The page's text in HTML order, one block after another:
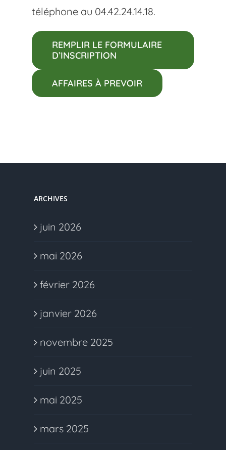
téléphone au 04.42.24.14.18.
REMPLIR LE FORMULAIRE
D’INSCRIPTION
AFFAIRES À PREVOIR
ARCHIVES
juin 2026
mai 2026
février 2026
janvier 2026
novembre 2025
juin 2025
mai 2025
mars 2025